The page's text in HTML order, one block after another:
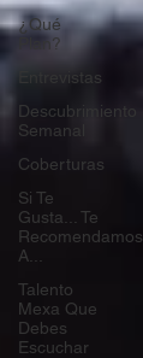
¿Qué
Plan?
Entrevistas
Descubrimiento
Semanal
Coberturas
Si Te
Gusta... Te
Recomendamos
A...
Talento
Mexa Que
Debes
Escuchar